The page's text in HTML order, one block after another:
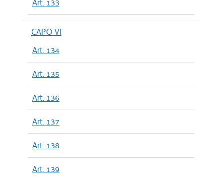
Art. 133
CAPO VI
Art. 134
Art. 135
Art. 136
Art. 137
Art. 138
Art. 139